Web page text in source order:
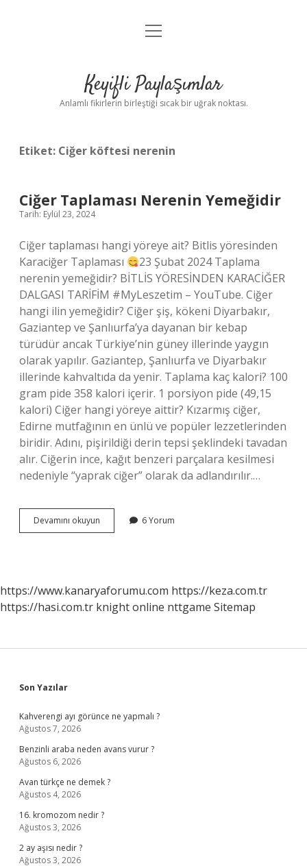
Anasayfa
Yasal Uyarı
menüyü
Keyifli Paylaşımlar
Anlamlı fikirlerin birleştiği sıcak bir uğrak noktası.
Etiket: Ciğer köftesi nerenin
Ciğer Taplaması Nerenin Yemeğidir
Tarih: Eylül 23, 2024
Ciğer taplaması hangi yöreye ait? Bitlis yöresinden
Karaciğer Taplaması
23 Şubat 2024 Taplama
nerenin yemeğidir? BİTLİS YÖRESİNDEN KARACİĞER
DALGASI TARİFİM #MyLeszetim – YouTube. Ciğer
hangi ilin yemeğidir? Ciğer şiş, kökeni Diyarbakır,
Gaziantep ve Şanlıurfa’ya dayanan bir kebap
türüdür ancak Türkiye’nin güney illerinde yaygın
olarak yapılır. Gaziantep, Şanlıurfa ve Diyarbakır
illerinde kahvaltıda da yenir. Taplama kaç kalori? 100
gram pide 358 kalori içerir. 1 porsiyon pide (49,15
kalori) Ciğer hangi yöreye aittir? Kızarmış ciğer,
Edirne mutfağının en ünlü ve popüler lezzetlerinden
biridir. Adını, pişirildiği derin tepsi şeklindeki tavadan
alır. Ciğerin ince, kağıt benzeri parçalara kesilmesi
nedeniyle “yaprak ciğer” olarak da adlandırılır.…
Devamını okuyun
Taplaması
6 Yorum
https://www.kanaryaforumu.com https://keza.com.tr
https://hasi.com.tr knight online nttgame Sitemap
Sidebar
Son Yazılar
Kahverengi ayı görünce ne yapmalı ?
Ağustos 7, 2026
Benzinli araba neden avans vurur ?
Ağustos 6, 2026
Avan türkçe ne demek ?
Ağustos 4, 2026
16. kromozom nedir ?
Ağustos 3, 2026
2 ay aşısı nedir ?
Ağustos 3, 2026